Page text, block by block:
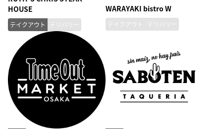
HOUSE
テイクアウト デリバリー
WARAYAKI bistro W
テイクアウト デリバリー